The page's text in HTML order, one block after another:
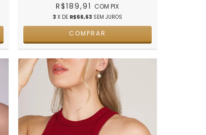
R$189,91 COM PIX
3 X DE R$66,63 SEM JUROS
COMPRAR